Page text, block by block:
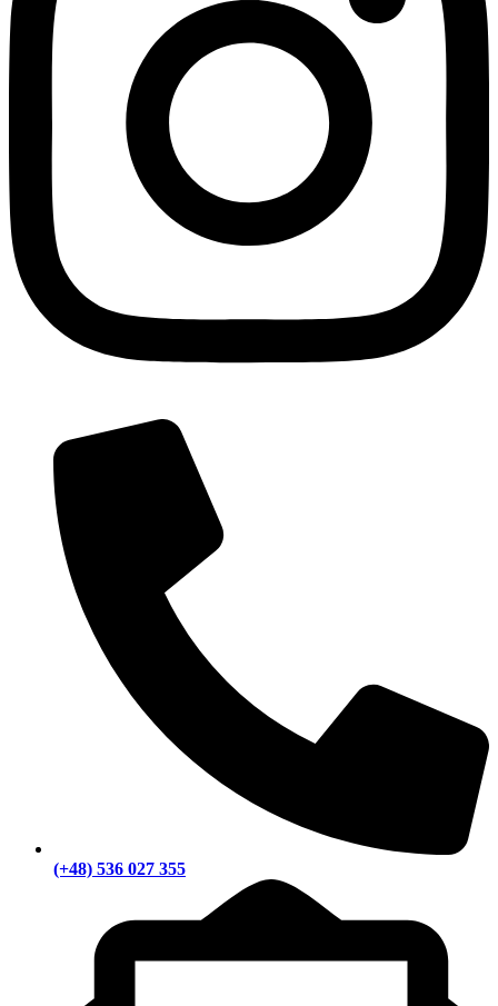
(+48) 536 027 355